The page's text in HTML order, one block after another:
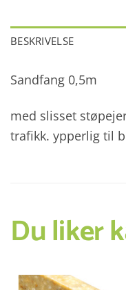
BESKRIVELSE
Sandfang 0,5m
med slisset
trafikk. ypperlig til
Du liker